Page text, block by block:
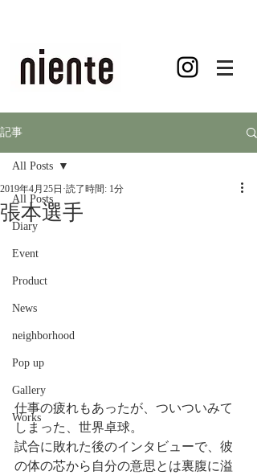
記事
All Posts
Diary
Event
Product
News
neighborhood
Pop up
Gallery
Works
All Posts
張本選手
2019年4月25日 読了時間: 1分
仕事の疲れもあったが、ついついみて
しまった、世界卓球。
試合に敗れた後のインタビューで、彼
の体の芯から自分の意思とは裏腹に溢